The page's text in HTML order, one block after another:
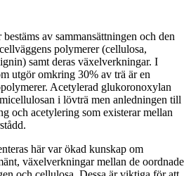
av sammansättningen och den
polymerer (cellulosa,
samt deras växelverkningar. I
utgör omkring 30% av trä är en
Acetylerad glukoronoxylan
i lövträ men anledningen till
och acetylering som existerar mellan
här var ökad kunskap om
växelverkningar mellan de oordnade